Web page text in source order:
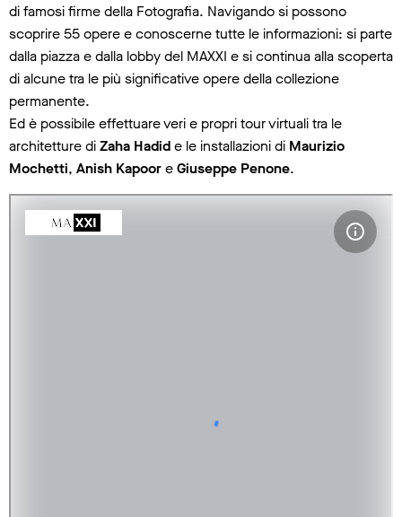
di famosi firme della Fotografia. Navigando si possono
scoprire 55 opere e conoscerne tutte le informazioni: si parte
dalla piazza e dalla lobby del MAXXI e si continua alla scoperta
di alcune tra le più significative opere della collezione
permanente.
Ed è possibile effettuare veri e propri tour virtuali tra le
architetture diZaha Hadide le installazioni di Maurizio
Mochetti, Anish KapooreGiuseppe Penone.